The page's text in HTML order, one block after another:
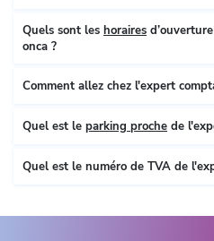
Quels sont les horaires
onca ?
Comment allez chez l'expert
Quel est le parking proche de
Quel est le numéro de TVA de